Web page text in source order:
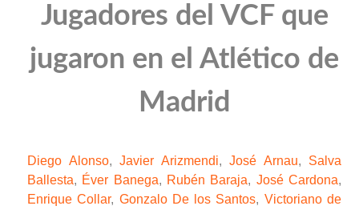
Jugadores del VCF que
jugaron en el Atlético de
Madrid
Diego Alonso, Javier Arizmendi, José Arnau, Salva
Ballesta, Éver Banega, Rubén Baraja, José Cardona,
Enrique Collar, Gonzalo De los Santos, Victoriano de